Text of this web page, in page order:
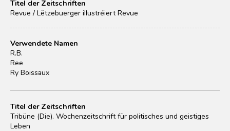
Titel der Zeitschriften
Revue / Lëtzebuerger illustréiert Revue
Verwendete Namen
R.B.
Ree
Ry Boissaux
Titel der Zeitschriften
Tribüne (Die). Wochenzeitschrift für politisches und geistiges
Leben